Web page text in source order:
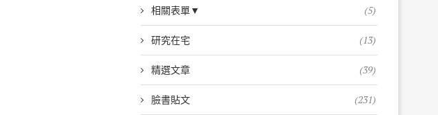
相關表單▼ (5)
研究在宅 (13)
精選文章 (39)
臉書貼文 (231)